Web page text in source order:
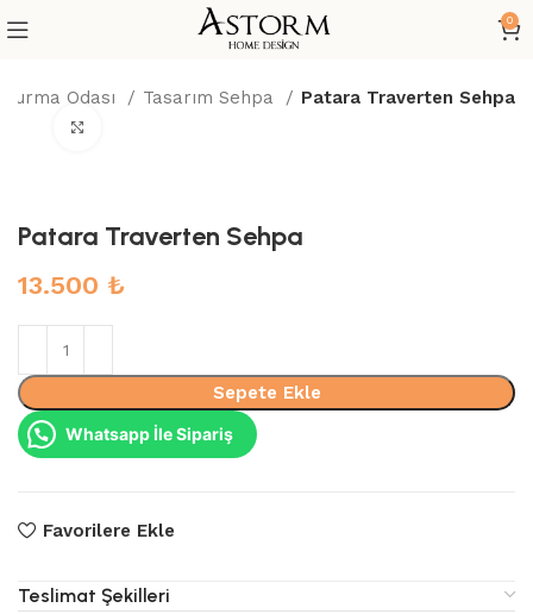
0
Odası Tasarım Sehpa Patara Traverten Sehpa
Patara Traverten Sehpa
13.500 ₺
Sepete Ekle
Whatsapp İle Sipariş
Favorilere Ekle
Teslimat Şekilleri